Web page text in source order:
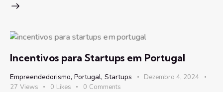
Incentivos para Startups em Portugal
Empreendedorismo, Portugal, Startups
Dezembro 4, 2024
27 Views 0 Likes 0 Comments